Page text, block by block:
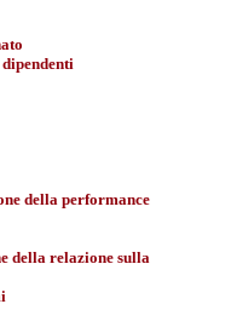
della performance
della relazione sulla